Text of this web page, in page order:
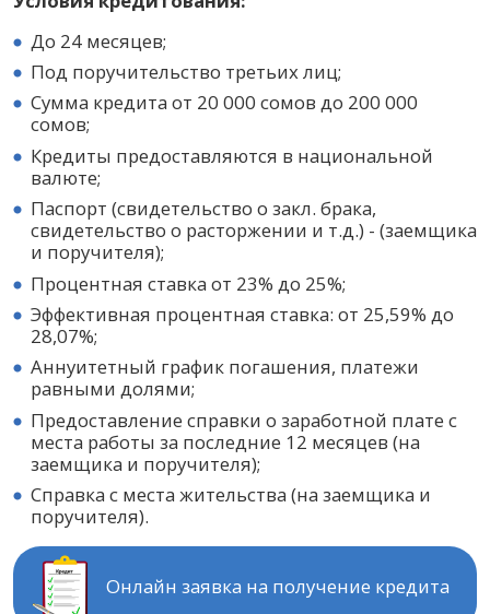
До 24 месяцев;
Под поручительство третьих лиц;
Сумма кредита от 20 000 сомов до 200 000
сомов;
Кредиты предоставляются в национальной
валюте;
Паспорт (свидетельство о закл. брака,
свидетельство о расторжении и т.д.) - (заемщика
и поручителя);
Процентная ставка от 23% до 25%;
Эффективная процентная ставка: от 25,59% до
28,07%;
Аннуитетный график погашения, платежи
равными долями;
Предоставление справки о заработной плате с
места работы за последние 12 месяцев (на
заемщика и поручителя);
Справка с места жительства (на заемщика и
поручителя).
Онлайн заявка на получение кредита